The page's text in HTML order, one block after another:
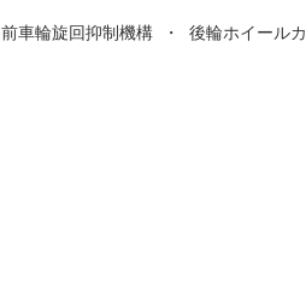
車輪旋回抑制機構 ・ 後輪ホイール